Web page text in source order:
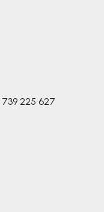
739 225 627